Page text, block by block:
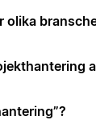
olika